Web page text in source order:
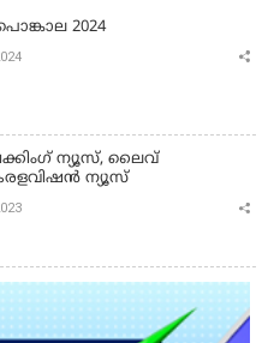
2024
ന്യൂസ്, ലൈവ്
ന്യൂസ്